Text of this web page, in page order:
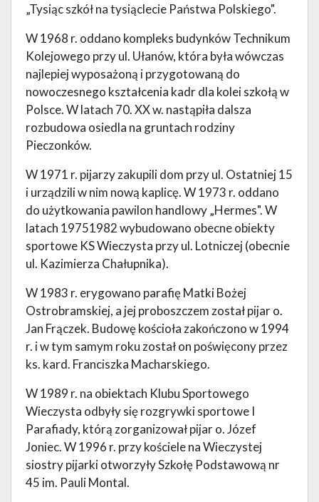
„Tysiąc szkół na tysiąclecie Państwa Polskiego".
W 1968 r. oddano kompleks budynków Technikum
Kolejowego przy ul. Ułanów, która była wówczas
najlepiej wyposażoną i przygotowaną do
nowoczesnego kształcenia kadr dla kolei szkołą w
Polsce. W latach 70. XX w. nastąpiła dalsza
rozbudowa osiedla na gruntach rodziny
Pieczonków.
W 1971 r. pijarzy zakupili dom przy ul. Ostatniej 15
i urządzili w nim nową kaplicę. W 1973 r. oddano
do użytkowania pawilon handlowy „Hermes". W
latach 19751982 wybudowano obecne obiekty
sportowe KS Wieczysta przy ul. Lotniczej (obecnie
ul. Kazimierza Chałupnika).
W 1983 r. erygowano parafię Matki Bożej
Ostrobramskiej, a jej proboszczem został pijar o.
Jan Frączek. Budowę kościoła zakończono w 1994
r. i w tym samym roku został on poświęcony przez
ks. kard. Franciszka Macharskiego.
W 1989 r. na obiektach Klubu Sportowego
Wieczysta odbyły się rozgrywki sportowe I
Parafiady, którą zorganizował pijar o. Józef
Joniec. W 1996 r. przy kościele na Wieczystej
siostry pijarki otworzyły Szkołę Podstawową nr
45 im. Pauli Montal.